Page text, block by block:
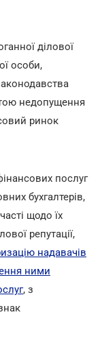
ділової
особи,
недопущення
ринок
послуг
бухгалтерів,
щодо їх
репутації,
надавачів
ними
, з